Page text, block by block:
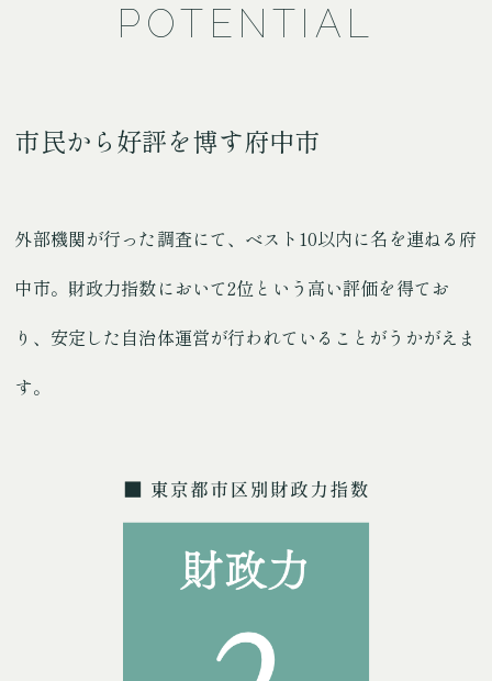
POTENTIAL
市民から好評を博す府中市
外部機関が行った調査にて、ベスト10以内に名を連ねる府
中市。 財政力指数において2位という高い評価を得てお
り、安定した自治体運営が行われていることがうかがえま
す。